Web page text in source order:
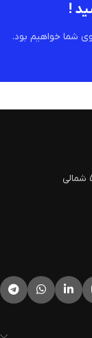
!
شما خواهیم بود.